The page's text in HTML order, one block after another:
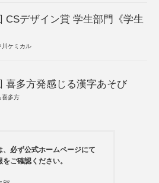
CSデザイン賞 学生部門《学生
川ケミカル
喜多方発感じる漢字あそび
喜多方
、必ず公式ホームページにて
ご確認ください。